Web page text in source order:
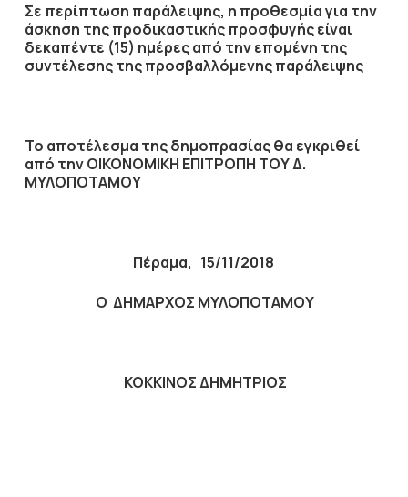
Σε περίπτωση παράλειψης, η προθεσμία για την
άσκηση της προδικαστικής προσφυγής είναι
δεκαπέντε (15) ημέρες από την επομένη της
συντέλεσης της προσβαλλόμενης παράλειψης
Το αποτέλεσμα της δημοπρασίας θα εγκριθεί
από την ΟΙΚΟΝΟΜΙΚΗ ΕΠΙΤΡΟΠΗ ΤΟΥ Δ.
ΜΥΛΟΠΟΤΑΜΟΥ
Πέραμα, 15/11/2018
Ο ΔΗΜΑΡΧΟΣ ΜΥΛΟΠΟΤΑΜΟΥ
ΚΟΚΚΙΝΟΣ ΔΗΜΗΤΡΙΟΣ